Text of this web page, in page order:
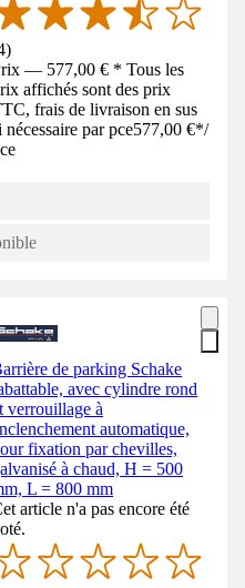
)
— 577,00 € * Tous les
affichés sont des prix
frais de livraison en sus
nécessaire par pce577,00 €*/
de parking Schake
avec cylindre rond
verrouillage à
automatique,
fixation par chevilles,
à chaud, H = 500
L = 800 mm
article n'a pas encore été